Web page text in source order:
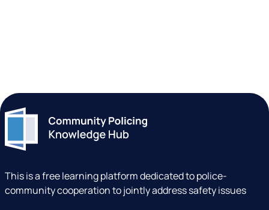
This is a free learning platform dedicated to police-
community cooperation to jointly address safety issues